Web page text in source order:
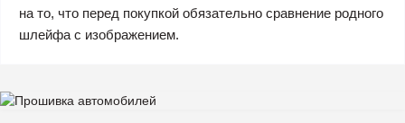
на то, что перед покупкой обязательно сравнение родного
шлейфа с изображением.